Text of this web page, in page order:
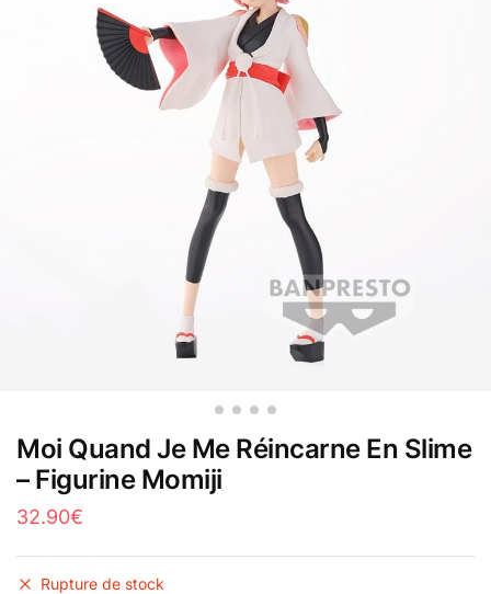
Moi Quand Je Me Réincarne En Slime
– Figurine Momiji
32.90€
Rupture de stock